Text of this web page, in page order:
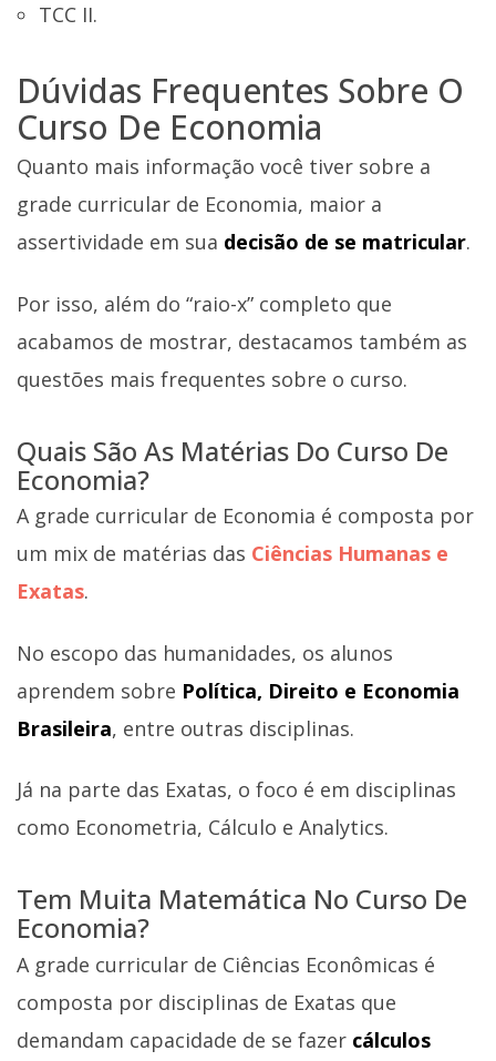
TCC II.
Dúvidas Frequentes Sobre O
Curso De Economia
Quanto mais informação você tiver sobre a
grade curricular de Economia, maior a
assertividade em sua decisão de se matricular.
Por isso, além do “raio-x” completo que
acabamos de mostrar, destacamos também as
questões mais frequentes sobre o curso.
Quais São As Matérias Do Curso De
Economia?
A grade curricular de Economia é composta por
um mix de matérias das Ciências Humanas e
Exatas.
No escopo das humanidades, os alunos
aprendem sobre Política, Direito e Economia
Brasileira, entre outras disciplinas.
Já na parte das Exatas, o foco é em disciplinas
como Econometria, Cálculo e Analytics.
Tem Muita Matemática No Curso De
Economia?
A grade curricular de Ciências Econômicas é
composta por disciplinas de Exatas que
demandam capacidade de se fazer cálculos